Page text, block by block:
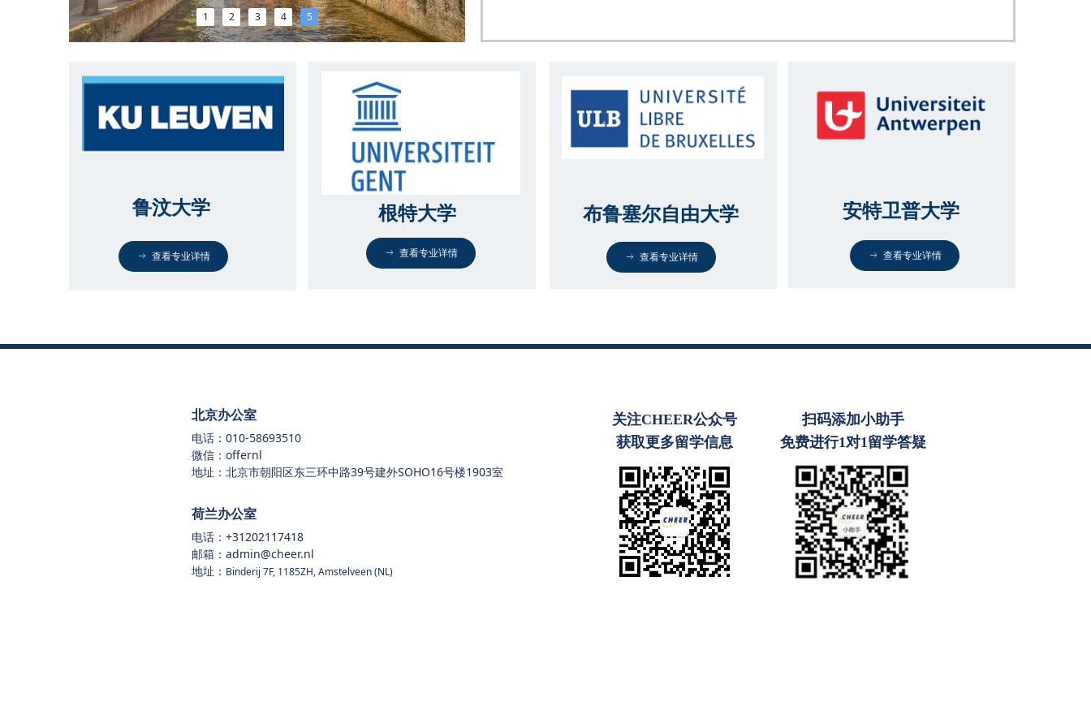
鲁汶大学
ꁹ 查看专业详情
根特大学
ꁹ 查看专业详情
布鲁塞尔自由大学
ꁹ 查看专业详情
安特卫普大学
ꁹ 查看专业详情
1 2 3 4 5
关注CHEER公众号
获取更多留学信息
扫码添加小助手
免费进行1对1留学答疑
北京办公室
电话： 010-58693510
微信：offernl
地址：北京市朝阳区东三环中路39号建外SOHO16号楼1903室
荷兰办公室
电话： +31202117418
邮箱：admin@cheer.nl
地址： Binderij 7F, 1185ZH, Amstelveen (NL)